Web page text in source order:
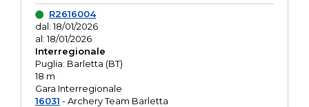
R2616004
dal: 18/01/2026
al: 18/01/2026
Interregionale
Puglia: Barletta (BT)
18 m
Gara Interregionale
16031 - Archery Team Barletta